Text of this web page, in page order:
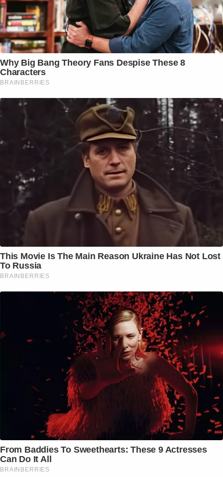
Why Big Bang Theory Fans Despise These 8
Characters
BRAINBERRIES
This Movie Is The Main Reason Ukraine Has Not Lost
To Russia
BRAINBERRIES
From Baddies To Sweethearts: These 9 Actresses
Can Do It All
BRAINBERRIES